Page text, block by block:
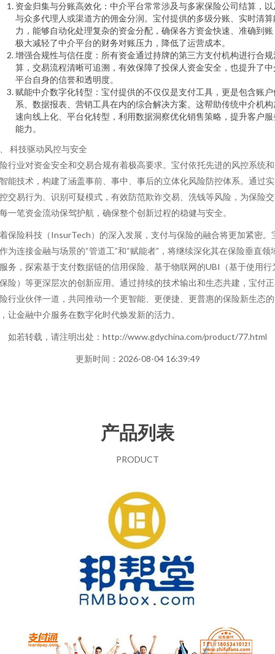
资金归集与分账高效化：中介平台常常涉及与多家保险公司结算，以
与众多代理人或渠道方的佣金分润。宝付提供的多级分账、实时清算
力，能够自动化处理复杂的资金分配，确保各方资金快速、准确到账
极大减轻了中介平台的财务对账压力，降低了运营成本。
增强合规性与信任度：所有资金通过持牌的第三方支付机构进行合规
算，交易流程清晰可追溯，有效保障了投保人资金安全，也提升了中
平台自身的信誉和透明度。
赋能中介数字化转型：宝付提供的不仅仅是支付工具，更是包含账户
系、数据报表、营销工具在内的综合解决方案。这帮助传统中介机构
速向线上化、平台化转型，利用数据洞察优化销售策略，提升客户服
能力。
科技驱动风控与安全
行业对资金安全和交易合规有着极高要求。宝付依托先进的风控系统
能技术，构建了涵盖事前、事中、事后的立体化风险防控体系。通过
交易行为、识别可疑模式，有效防范欺诈交易、洗钱等风险，为保险
一笔资金流动保驾护航，确保整个创新过程的稳健与安全。
保险科技（InsurTech）的深入发展，支付与保险的融合将更加紧密。
为连接金融与场景的“管道工”和“赋能者”，将继续深化其在保险垂直领
务，探索基于支付数据链的信用保险、基于物联网的UBI（基于使用行
险）等更深层次的创新应用。通过持续的技术输出和生态共建，宝付
行业伙伴一道，共同推动一个更智能、更便捷、更普惠的保险新生态
让金融中介服务在数字化时代焕发新的活力。
如若转载，请注明出处：http://www.gdychina.com/product/77.html
更新时间：2026-08-04 16:39:49
产品列表
PRODUCT